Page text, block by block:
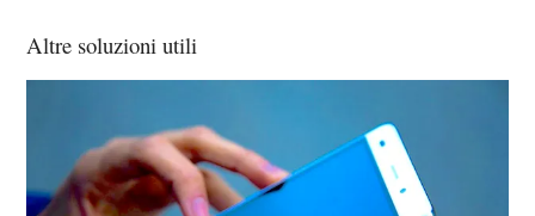
Altre soluzioni utili